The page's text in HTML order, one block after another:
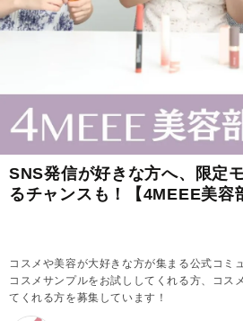
SNS発信が好きな方へ、限定
るチャンスも！【4MEEE美容
コスメや美容が大好きな方が集まる公式コ
コスメサンプルをお試ししてくれる方、コス
てくれる方を募集しています！